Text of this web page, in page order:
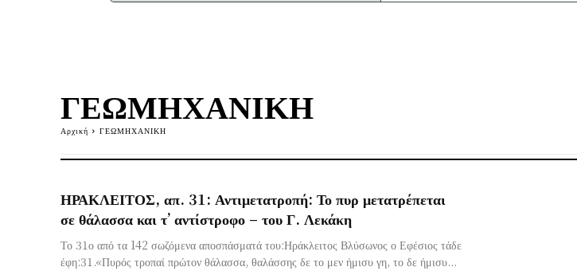
ΓΕΩΜΗΧΑΝΙΚΗ
Αρχική ΓΕΩΜΗΧΑΝΙΚΗ
ΗΡΑΚΛΕΙΤΟΣ, απ. 31: Αντιμετατροπή: Το πυρ μετατρέπεται
σε θάλασσα και τ’ αντίστροφο – του Γ. Λεκάκη
Το 31ο από τα 142 σωζόμενα αποσπάσματά του:Ηράκλειτος Βλύσωνος ο Εφέσιος τάδε
έφη:31.«Πυρός τροπαί πρώτον θάλασσα, θαλάσσης δε το μεν ήμισυ γη, το δε ήμισυ...